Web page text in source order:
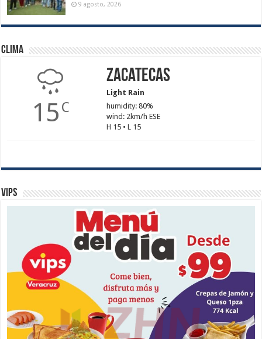
9 agosto, 2026
Clima
15 C
Zacatecas
Light Rain
humidity: 80%
wind: 2km/h ESE
H 15 • L 15
Vips